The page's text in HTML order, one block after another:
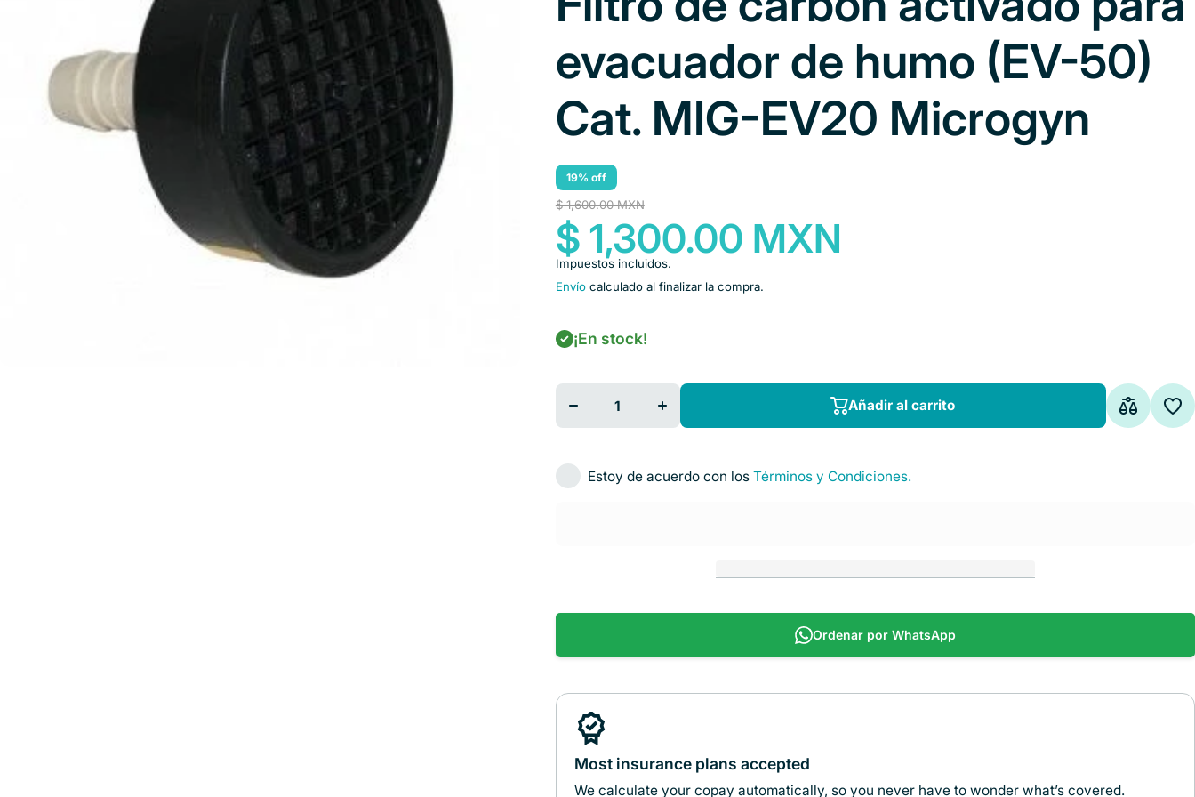
evacuador de humo (EV-50)
Cat. MIG-EV20 Microgyn
19% off
$ 1,600.00 MXN
$ 1,300.00 MXN
Impuestos incluidos.
Envíocalculado al finalizar la compra.
¡En stock!
Disminuir
cantidad
activado
evacuador
de humo
Microgyn
activado
evacuador
de humo
Microgyn
Añadir al carrito
Estoy de acuerdo con los Términos y Condiciones.
Ordenar por WhatsApp
Most insurance plans accepted
We calculate your copay automatically, so you never have to wonder what’s covered.